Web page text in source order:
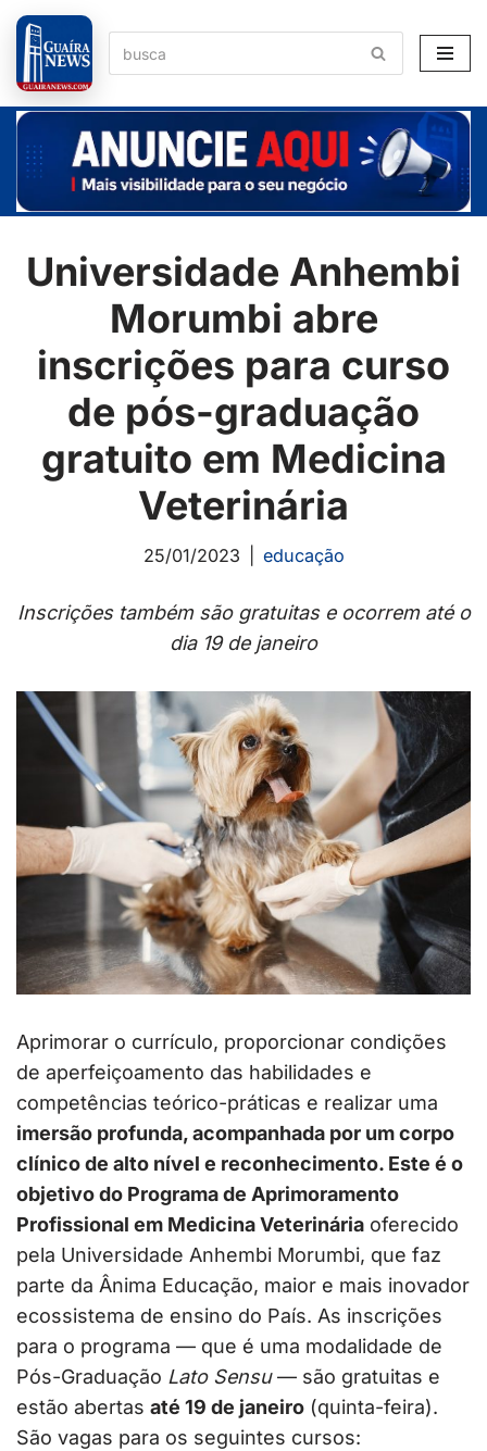
Pular
para
o
conteúdo
Universidade Anhembi
Morumbi abre
inscrições para curso
de pós-graduação
gratuito em Medicina
Veterinária
25/01/2023 educação
Inscrições também são gratuitas e ocorrem até o
dia 19 de janeiro
Aprimorar o currículo, proporcionar condições
de aperfeiçoamento das habilidades e
competências teórico-práticas e realizar uma
imersão profunda, acompanhada por um corpo
clínico de alto nível e reconhecimento. Este é o
objetivo do Programa de Aprimoramento
Profissional em Medicina Veterinária oferecido
pela Universidade Anhembi Morumbi, que faz
parte da Ânima Educação, maior e mais inovador
ecossistema de ensino do País. As inscrições
para o programa — que é uma modalidade de
Pós-Graduação Lato Sensu— são gratuitas e
estão abertas até 19 de janeiro (quinta-feira).
São vagas para os seguintes cursos: